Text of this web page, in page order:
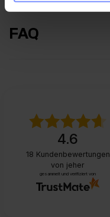
FAQ
4.6
18 Kundenbewertungen
von jeher
gesammelt und verifiziert von